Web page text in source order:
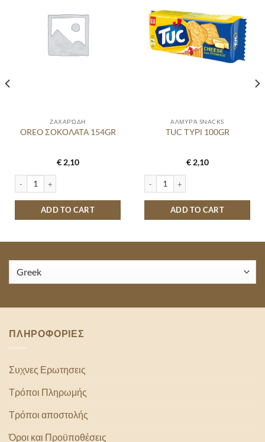
ΖΑΧΑΡΏΔΗ
OREO ΣΟΚΟΛΑΤΑ 154GR
€2,10
OREO ΣΟΚΟΛΑΤΑ 154GR quantity
ADD TO CART
αγαπημένα
ΑΛΜΥΡΆ SNACKS
TUC ΤΥΡΙ 100GR
€2,10
TUC ΤΥΡΙ 100GR quantity
ADD TO CART
ΠΛΗΡΟΦΟΡΙΕΣ
Συχνες Ερωτησεις
Τρόποι Πληρωμής
Τρόποι αποστολής
Όροι και Προϋποθέσεις